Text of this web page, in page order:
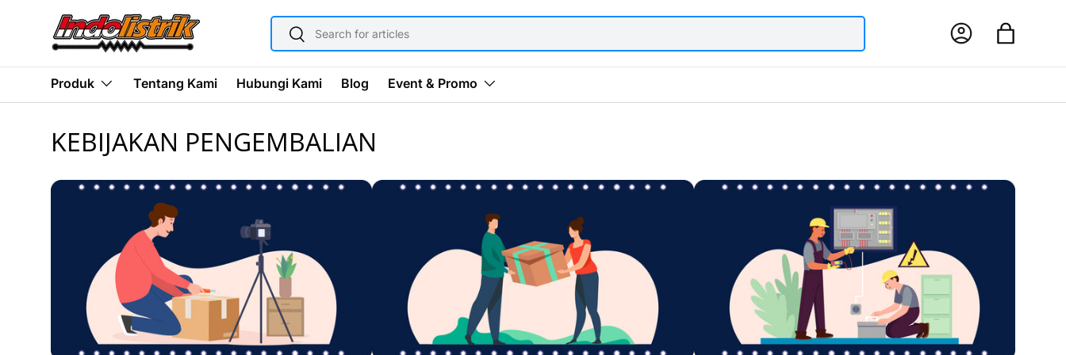
SKIP TO CONTENT SEARCH
Search
Log in Bag
Produk Tentang Kami Hubungi Kami Blog Event & Promo
KEBIJAKAN PENGEMBALIAN